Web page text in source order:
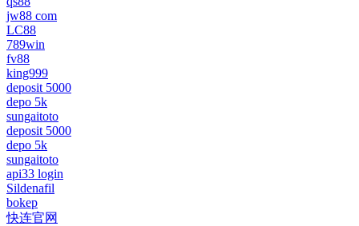
jw88 com
LC88
789win
fv88
king999
deposit 5000
depo 5k
sungaitoto
deposit 5000
depo 5k
sungaitoto
api33 login
Sildenafil
bokep
快连官网